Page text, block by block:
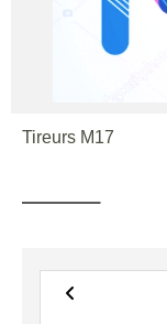
Tireurs M17